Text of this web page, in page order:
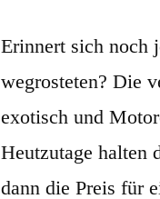
Erinnert sich noch
wegrosteten? Die
exotisch und
Heutzutage halten
dann die Preis für